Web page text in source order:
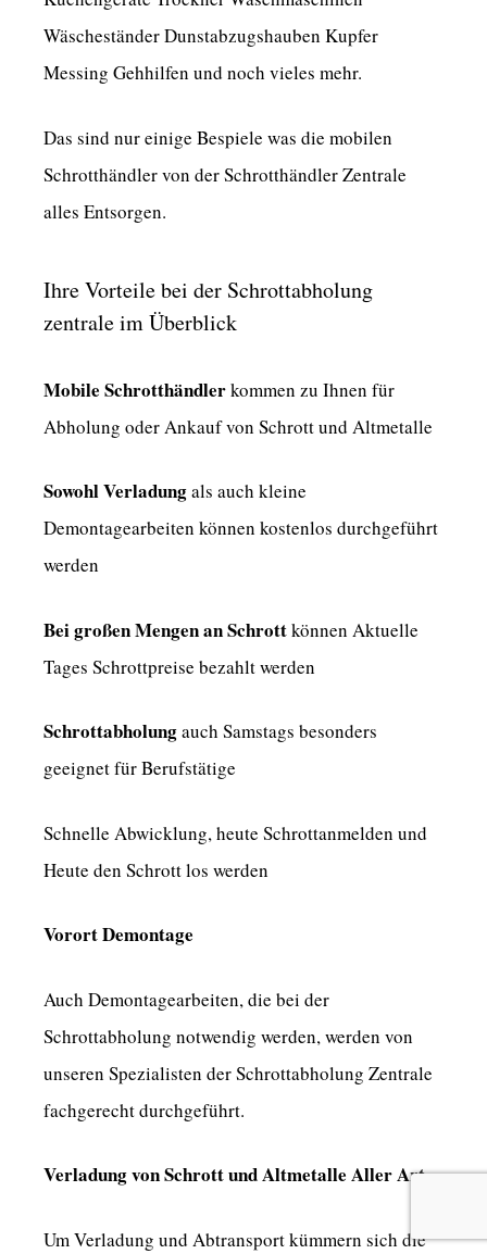
Wäscheständer Dunstabzugshauben Kupfer
Messing Gehhilfen und noch vieles mehr.
Das sind nur einige Bespiele was die mobilen
Schrotthändler von der Schrotthändler Zentrale
alles Entsorgen.
Ihre Vorteile bei der Schrottabholung
zentrale im Überblick
Mobile Schrotthändlerkommen zu Ihnen für
Abholung oder Ankauf von Schrott und Altmetalle
Sowohl Verladungals auch kleine
Demontagearbeiten können kostenlos durchgeführt
werden
Bei großen Mengen an Schrottkönnen Aktuelle
Tages Schrottpreise bezahlt werden
Schrottabholungauch Samstags besonders
geeignet für Berufstätige
Schnelle Abwicklung, heute Schrottanmelden und
Heute den Schrott los werden
Vorort Demontage
Auch Demontagearbeiten, die bei der
Schrottabholung notwendig werden, werden von
unseren Spezialisten der Schrottabholung Zentrale
fachgerecht durchgeführt.
Verladung von Schrott und Altmetalle Aller Art
Um Verladung und Abtransport kümmern sich die